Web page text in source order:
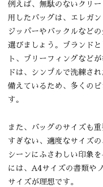
例えば、無駄のないクリ
用したバッグは、エレガ
ジッパーやバックルなど
選びましょう。ブランド
ト、ブリーフィングなど
ドは、シンプルで洗練さ
備えているため、多くの
す。
また、バッグのサイズも
すぎない、適度なサイズ
シーンにふさわしい印象
には、A4サイズの書類や
サイズが理想です。